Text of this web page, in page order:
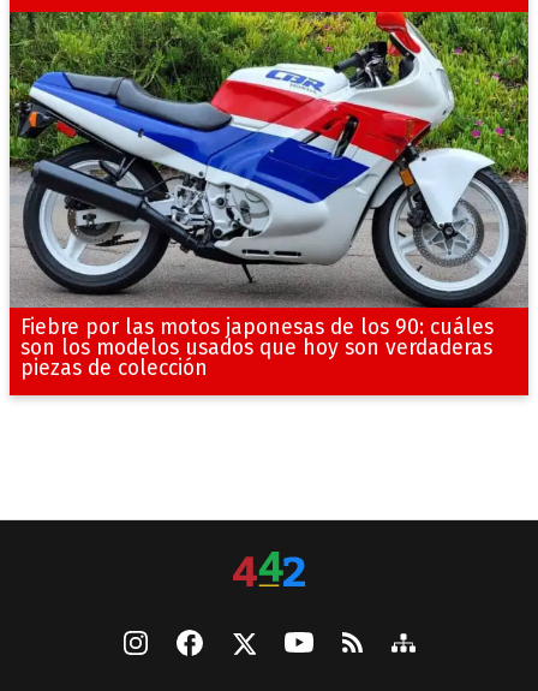
Fiebre por las motos japonesas de los 90: cuáles
son los modelos usados que hoy son verdaderas
piezas de colección